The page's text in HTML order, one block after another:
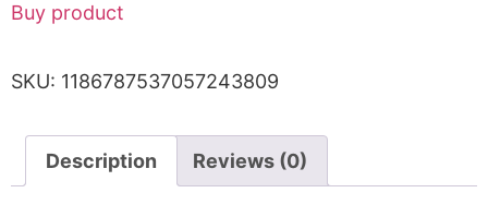
Buy product
SKU: 1186787537057243809
Description Reviews (0)